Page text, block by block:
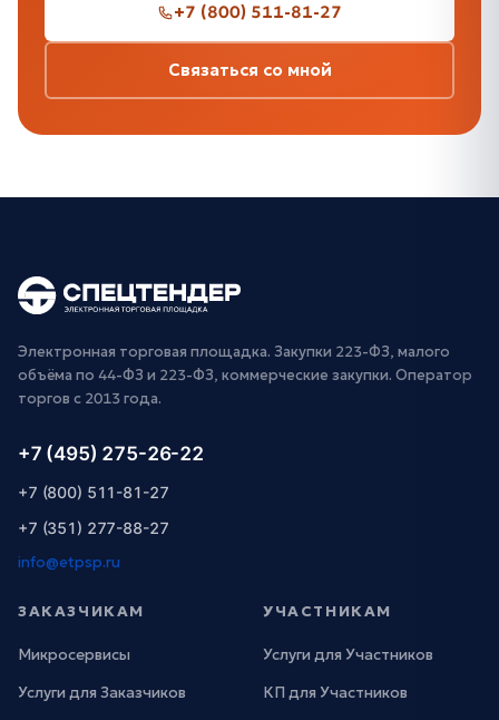
+7 (800) 511-81-27
Связаться со мной
Электронная торговая площадка. Закупки 223-ФЗ, малого
объёма по 44-ФЗ и 223-ФЗ, коммерческие закупки. Оператор
торгов с 2013 года.
+7 (495) 275-26-22
+7 (800) 511-81-27
+7 (351) 277-88-27
info@etpsp.ru
ЗАКАЗЧИКАМ
Микросервисы
Услуги для Заказчиков
УЧАСТНИКАМ
Услуги для Участников
КП для Участников